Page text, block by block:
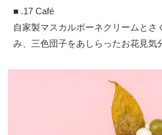
■ .17 Café
自家製マスカルポーネクリームとさ
み、三色団子をあしらったお花見気